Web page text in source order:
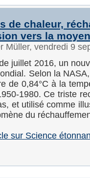
de chaleur,
vers la
Müller, vendredi 9
juillet 2016, un
Selon la
de 0,84°C à la
1980. Ce triste
et utilisé comme
du
sur Science